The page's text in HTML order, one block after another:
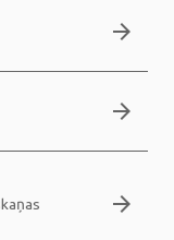
arrow_forward
arrow_forward
arrow_forward